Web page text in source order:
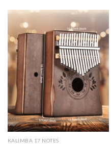
KALIMBA 17 NOTES